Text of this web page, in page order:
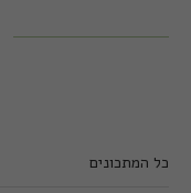
כל המתכונים